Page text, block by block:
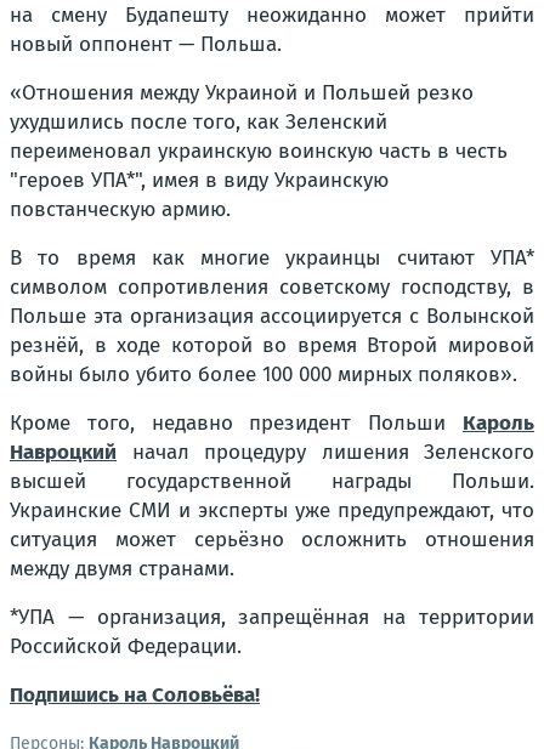
на смену Будапешту неожиданно может прийти
новый оппонент — Польша.
«Отношения между Украиной и Польшей резко
ухудшились после того, как Зеленский
переименовал украинскую воинскую часть в честь
"героев УПА*", имея в виду Украинскую
повстанческую армию.
В то время как многие украинцы считают УПА*
символом сопротивления советскому господству, в
Польше эта организация ассоциируется с Волынской
резнёй, в ходе которой во время Второй мировой
войны было убито более 100 000 мирных поляков».
Кроме того, недавно президент Польши Кароль
Навроцкий начал процедуру лишения Зеленского
высшей государственной награды Польши.
Украинские СМИ и эксперты уже предупреждают, что
ситуация может серьёзно осложнить отношения
между двумя странами.
*УПА — организация, запрещённая на территории
Российской Федерации.
Подпишись на Соловьёва!
Персоны: Кароль Навроцкий